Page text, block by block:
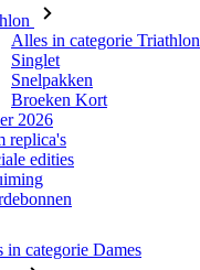
Alles in categorie Triathlon
Singlet
Snelpakken
Broeken Kort
2026
replica's
edities
in categorie Dames